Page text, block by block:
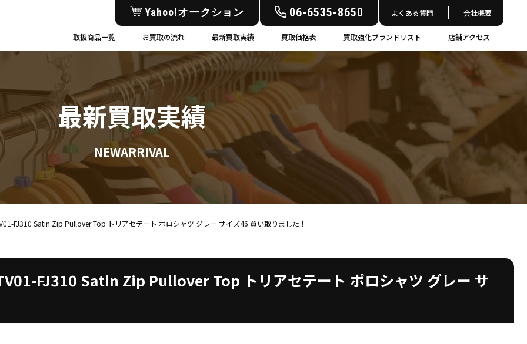
Yahoo!オークション 06-6535-8650 よくある質問 会社概要
取扱商品一覧 お買取の流れ 最新買取実績 買取価格表 買取強化ブランドリスト 店舗アクセス
最新買取実績
NEWARRIVAL
FJ310 Satin Zip Pullover Top トリアセテート ポロシャツ グレー サイズ46 買い取りました！
FJ310 Satin Zip Pullover Top トリアセテート ポロシャツ グレー サ